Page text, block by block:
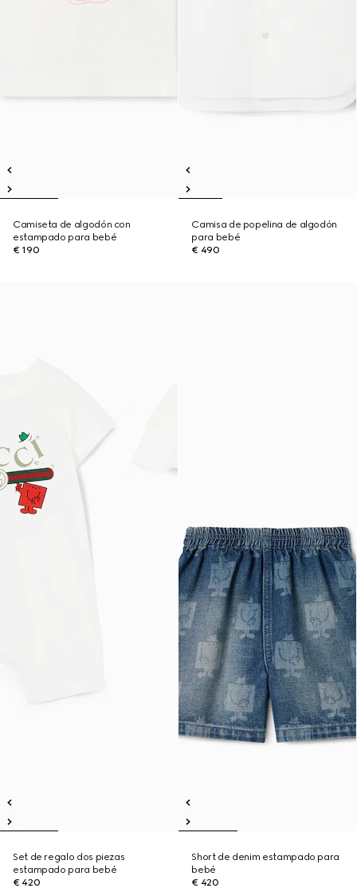
Camiseta de algodón con
estampado para bebé
€ 190
Camisa de popelina de algodón
para bebé
€ 490
Set de regalo dos piezas
estampado para bebé
€ 420
Short de denim estampado para
bebé
€ 420